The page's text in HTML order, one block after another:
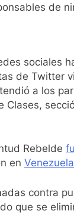
de
sociales
de Twitter
a los
Clases,
Rebelde
en Venezuela
contra
que se